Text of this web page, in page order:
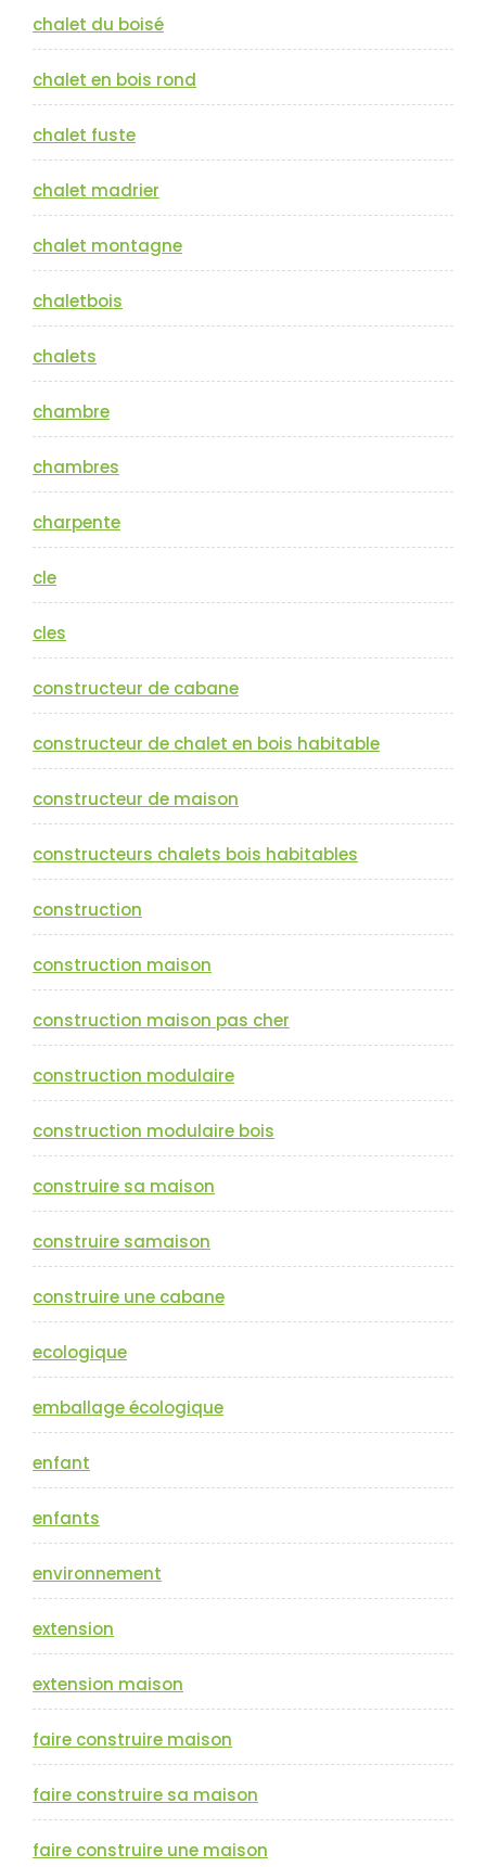
chalet du boisé
chalet en bois rond
chalet fuste
chalet madrier
chalet montagne
chaletbois
chalets
chambre
chambres
charpente
cle
cles
constructeur de cabane
constructeur de chalet en bois habitable
constructeur de maison
constructeurs chalets bois habitables
construction
construction maison
construction maison pas cher
construction modulaire
construction modulaire bois
construire sa maison
construire samaison
construire une cabane
ecologique
emballage écologique
enfant
enfants
environnement
extension
extension maison
faire construire maison
faire construire sa maison
faire construire une maison